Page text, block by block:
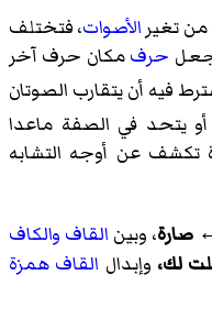
من تغير الأصوات، فتختلف
حرفمكان حرف آخر
فيه أن يتقارب الصوتان
يتحد في الصفة ماعدا
تكشف عن أوجه التشابه
صارة، وبين القاف والكاف
لك، وإبدال القاف همزة